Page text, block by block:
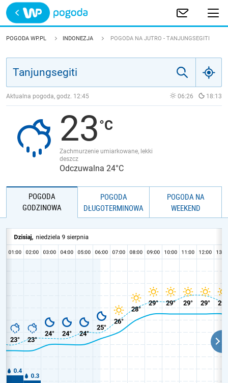
Trwa ładowanie
POLSKA
JAKOŚĆ POWIETRZA
POGODA WP.PL INDONEZJA POGODA NA JUTRO - TANJUNGSEGITI
Aktualna pogoda, godz. 12:45 06:26 18:13
23
Zachmurzenie umiarkowane, lekki
deszcz
Odczuwalna 24°C
POGODA
GODZINOWA
POGODA
DŁUGOTERMINOWA
POGODA NA
WEEKEND